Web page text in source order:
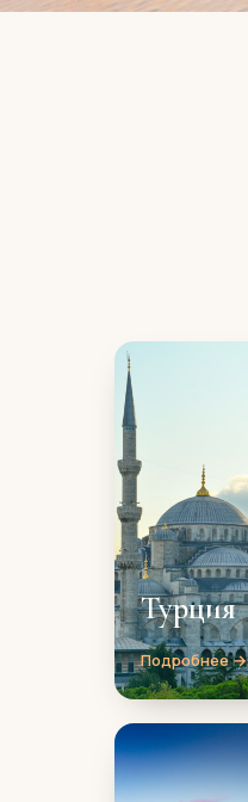
Турция
Подробнее →